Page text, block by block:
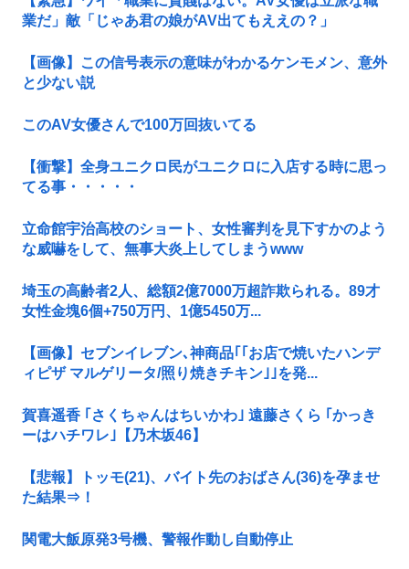
業だ」敵「じゃあ君の娘がAV出てもええの？」
【画像】この信号表示の意味がわかるケンモメン、意外
と少ない説
このAV女優さんで100万回抜いてる
【衝撃】全身ユニクロ民がユニクロに入店する時に思っ
てる事・・・・・
立命館宇治高校のショート、女性審判を見下すかのよう
な威嚇をして、無事大炎上してしまうwww
埼玉の高齢者2人、総額2億7000万超詐欺られる。89才
女性金塊6個+750万円、1億5450万...
【画像】セブンイレブン､神商品｢｢お店で焼いたハンデ
ィピザ マルゲリータ/照り焼きチキン｣｣を発...
賀喜遥香 ｢さくちゃんはちいかわ｣ 遠藤さくら ｢かっき
ーはハチワレ｣【乃木坂46】
【悲報】トッモ(21)、バイト先のおばさん(36)を孕ませ
た結果⇒！
関電大飯原発3号機、警報作動し自動停止